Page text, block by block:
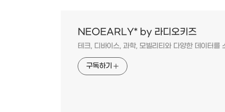
NEOEARLY* by 라디오키즈
테크, 디바이스, 과학, 모빌리티와 다양한 데이터를
구독하기